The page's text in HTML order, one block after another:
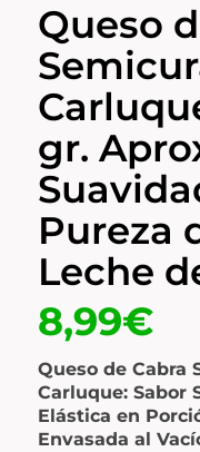
Queso
gr.
Pureza
Leche
8,99€
Queso de Cabra
Carluque: Sabor
Elástica en
Envasada al